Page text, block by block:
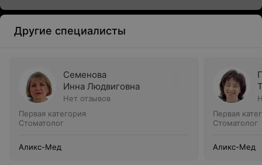
Другие специалисты
Семенова
Инна Людвиговна
Нет отзывов
Первая категория
Стоматолог
Аликс-Мед
Первая
Стоматолог
Аликс-Мед